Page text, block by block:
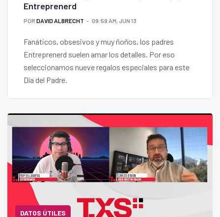
Entreprenerd
POR DAVID ALBRECHT 09:59 AM, JUN 13
Fanáticos, obsesivos y muy ñoños, los padres
Entreprenerd suelen amar los detalles. Por eso
seleccionamos nueve regalos especiales para este
Día del Padre.
DATOS ÚTILES